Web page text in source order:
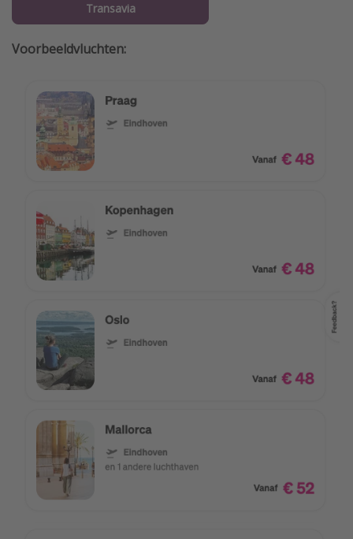
Transavia
Voorbeeldvluchten: